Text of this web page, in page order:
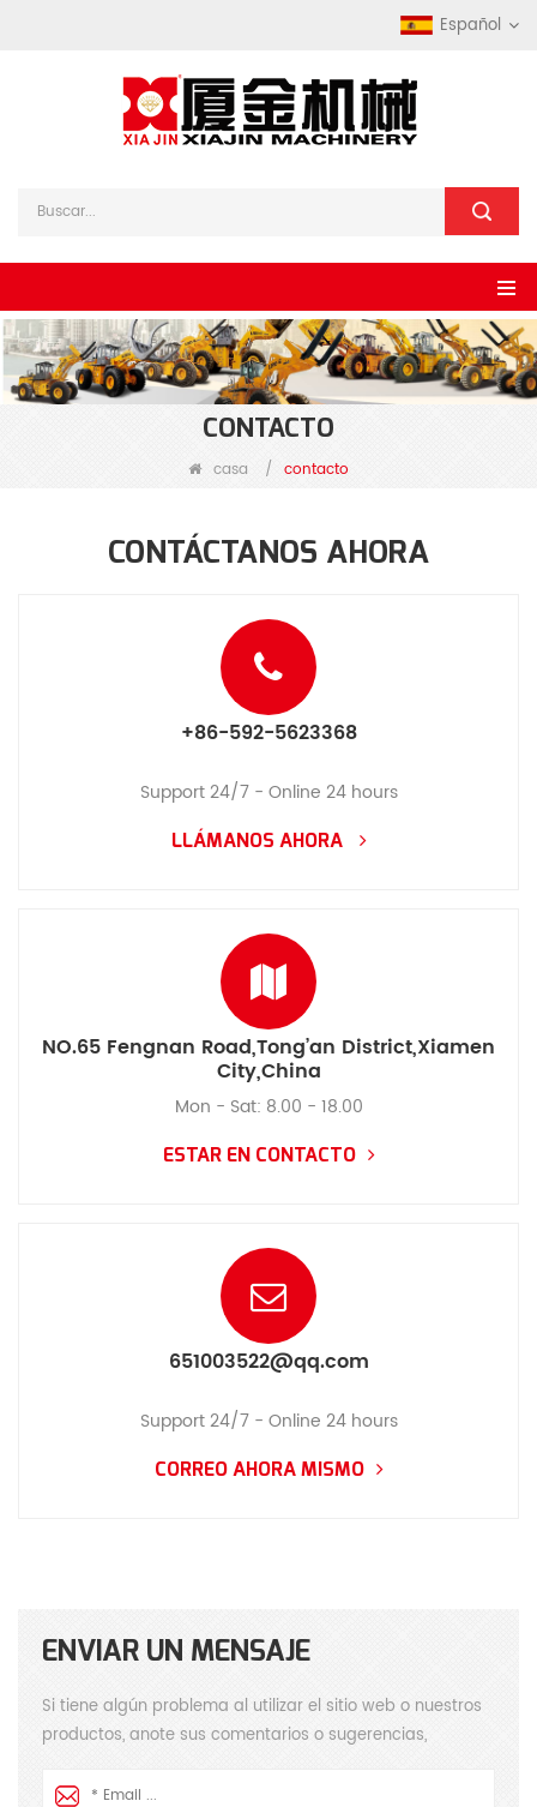
Español
CONTACTO
casa / contacto
CONTÁCTANOS AHORA
+86-592-5623368
Support 24/7 - Online 24 hours
LLÁMANOS AHORA
NO.65 Fengnan Road,Tong’an District,Xiamen
City,China
Mon - Sat: 8.00 - 18.00
ESTAR EN CONTACTO
651003522@qq.com
Support 24/7 - Online 24 hours
CORREO AHORA MISMO
ENVIAR UN MENSAJE
Si tiene algún problema al utilizar el sitio web o nuestros
productos, anote sus comentarios o sugerencias,
por su atención.